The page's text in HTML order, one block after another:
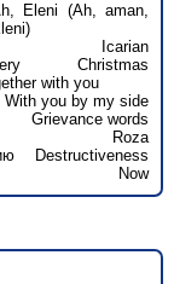
Eleni (Ah, aman,
Icarian
Christmas
with you
With you by my side
Grievance words
Roza
Destructiveness
Now